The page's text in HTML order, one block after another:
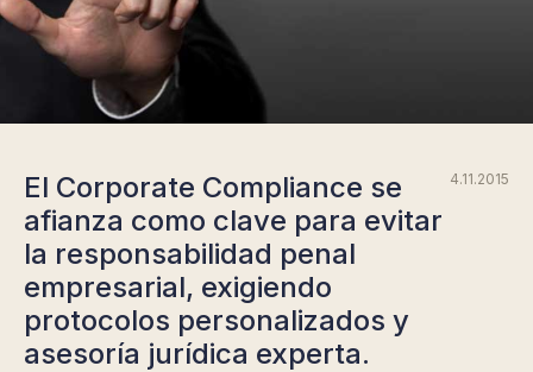
El Corporate Compliance se
afianza como clave para evitar
la responsabilidad penal
empresarial, exigiendo
protocolos personalizados y
asesoría jurídica experta.
4.11.2015